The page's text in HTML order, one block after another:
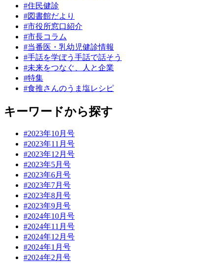
#住民健診
#図書館だより
#市役所窓口紹介
#市長コラム
#当番医・乳幼児健診情報
#手話を学ぼう手話で話そう
#未来をつなぐ、人と企業
#特集
#食推さんのうま塩レシピ
キーワードから探す
#2023年10月号
#2023年11月号
#2023年12月号
#2023年5月号
#2023年6月号
#2023年7月号
#2023年8月号
#2023年9月号
#2024年10月号
#2024年11月号
#2024年12月号
#2024年1月号
#2024年2月号